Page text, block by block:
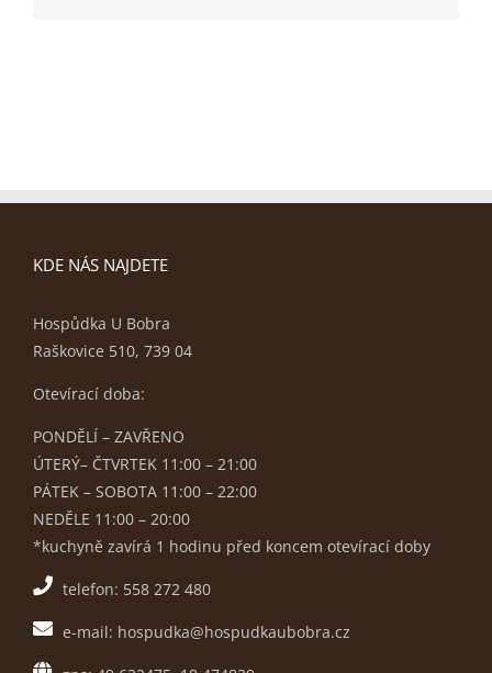
KDE NÁS NAJDETE
Hospůdka U Bobra
Raškovice 510, 739 04
Otevírací doba:
PONDĚLÍ – ZAVŘENO
ÚTERÝ– ČTVRTEK 11:00 – 21:00
PÁTEK – SOBOTA 11:00 – 22:00
NEDĚLE 11:00 – 20:00
*kuchyně zavírá 1 hodinu před koncem otevírací doby
telefon: 558 272 480
e-mail: hospudka@hospudkaubobra.cz